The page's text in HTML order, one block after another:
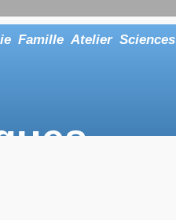
Famille Atelier Sciences